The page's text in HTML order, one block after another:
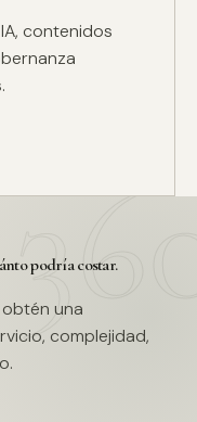
contenidos
podría costar.
una
complejidad,